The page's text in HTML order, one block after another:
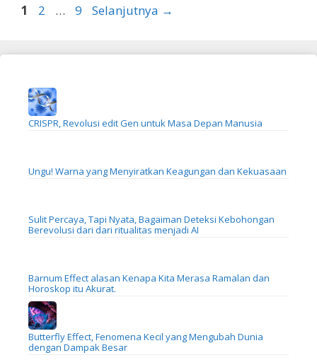
Halaman
1 Halaman
2 … Halaman
9 Selanjutnya →
CRISPR, Revolusi edit Gen untuk Masa Depan Manusia
Ungu! Warna yang Menyiratkan Keagungan dan Kekuasaan
Sulit Percaya, Tapi Nyata, Bagaiman Deteksi Kebohongan
Berevolusi dari dari ritualitas menjadi AI
Barnum Effect alasan Kenapa Kita Merasa Ramalan dan
Horoskop itu Akurat.
Butterfly Effect, Fenomena Kecil yang Mengubah Dunia
dengan Dampak Besar